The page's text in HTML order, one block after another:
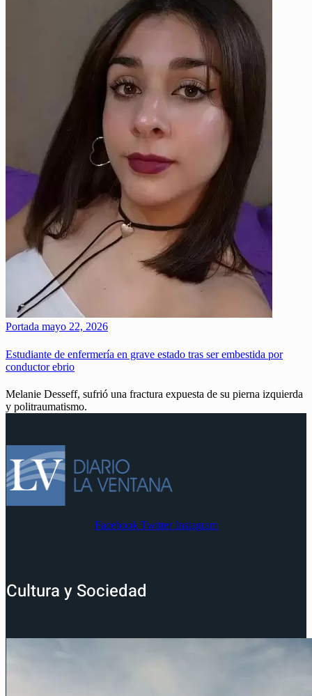
Portada mayo 22, 2026
Estudiante de enfermería en grave estado tras ser embestida por
conductor ebrio
Melanie Desseff, sufrió una fractura expuesta de su pierna izquierda
y politraumatismo.
Facebook Twitter Instagram
Cultura y Sociedad